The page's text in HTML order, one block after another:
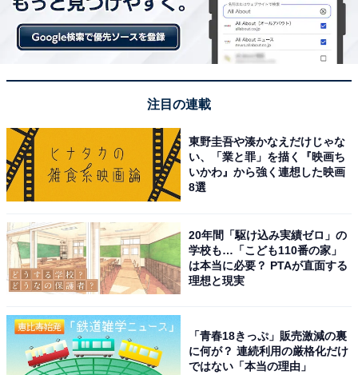
※回答者からのコメントは原文ママです
All About ニュースの編集者。オールアバウトに入社後、
ングの経験を経て、のちにAll About ニュースチームのメ
ンバーに参入。現在は旅行・カルチャー・エンタメなど
を中心に企画編集を担当。東京都出身。居酒屋巡りとス
次ページ 14位までのランキング結果を見る
注目の連載
東野圭吾や湊かなえだけじゃな
い、「業と罪」を描く『映画ち
いかわ』から強く連想した映画
8選
20年間「駆け込み実績ゼロ」の
学校も…「こども110番の家」
は本当に必要？ PTAが直面する
理想と現実
「青春18きっぷ」販売激減の裏
に何が？ 連続利用の厳格化だけ
ではない「本当の理由」